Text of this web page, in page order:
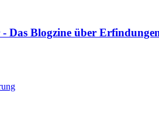
Das Blogzine über